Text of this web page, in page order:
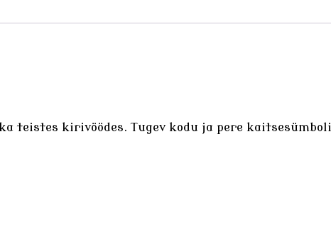
teistes kirivöödes. Tugev kodu ja pere